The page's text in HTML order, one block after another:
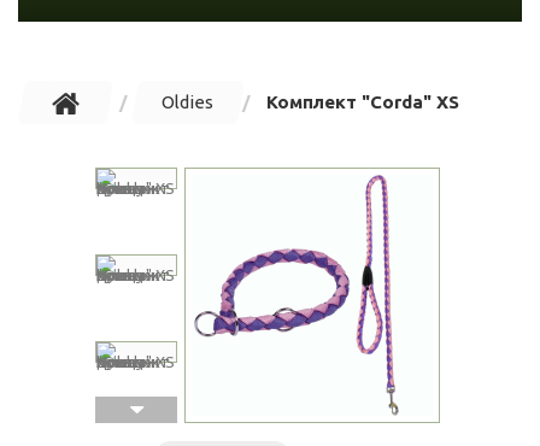
Oldies Комплект "Corda" XS